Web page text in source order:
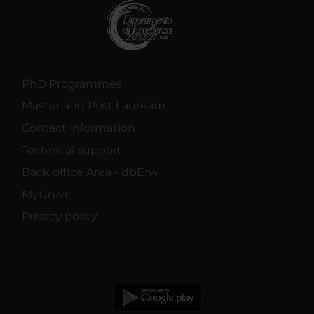
PhD Programmes
Master and Post Lauream
Contact information
Technical support
Back office Area - dbErw
MyUnivr
Privacy policy